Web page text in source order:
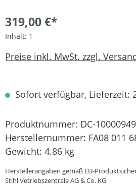
319,00 €*
Inhalt: 1
Preise inkl. MwSt. zzgl.
Sofort verfügbar, Lieferzeit:
Produktnummer: DC-
Herstellernummer: FA08 011
Gewicht: 4.86 kg
Herstellerangaben gemäß EU-
Stihl Vetriebszentrale AG & Co. KG